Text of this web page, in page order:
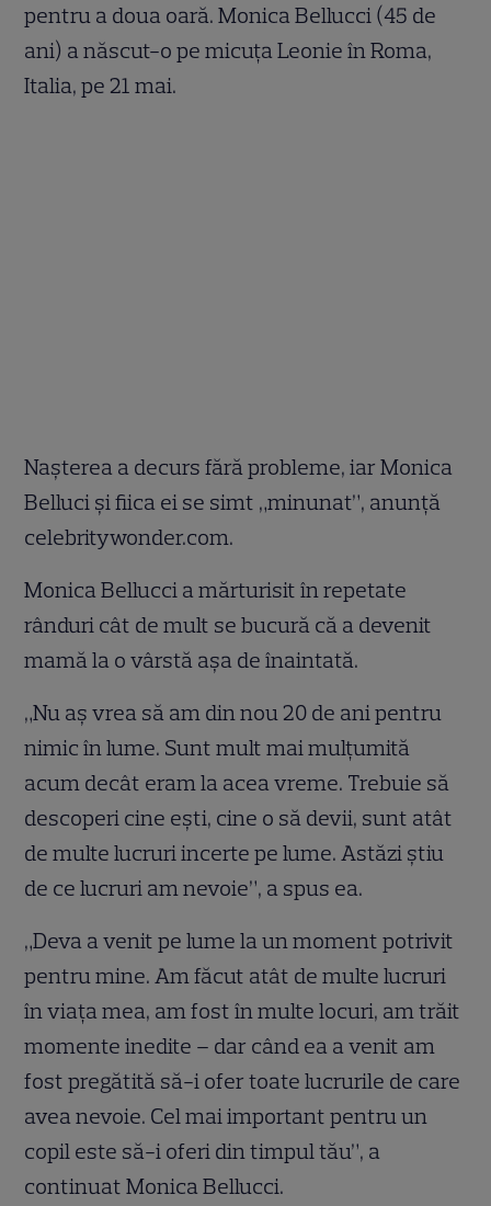
pentru a doua oară. Monica Bellucci (45 de
ani) a născut-o pe micuţa Leonie în Roma,
Italia, pe 21 mai.
Naşterea a decurs fără probleme, iar Monica
Belluci şi fiica ei se simt „minunat”, anunţă
celebritywonder.com.
Monica Bellucci a mărturisit în repetate
rânduri cât de mult se bucură că a devenit
mamă la o vârstă aşa de înaintată.
„Nu aş vrea să am din nou 20 de ani pentru
nimic în lume. Sunt mult mai mulţumită
acum decât eram la acea vreme. Trebuie să
descoperi cine eşti, cine o să devii, sunt atât
de multe lucruri incerte pe lume. Astăzi ştiu
de ce lucruri am nevoie”, a spus ea.
„Deva a venit pe lume la un moment potrivit
pentru mine. Am făcut atât de multe lucruri
în viaţa mea, am fost în multe locuri, am trăit
momente inedite – dar când ea a venit am
fost pregătită să-i ofer toate lucrurile de care
avea nevoie. Cel mai important pentru un
copil este să-i oferi din timpul tău”, a
continuat Monica Bellucci.